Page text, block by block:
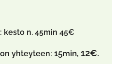
kesto n. 45min 45€
yhteyteen: 15min, 12€.